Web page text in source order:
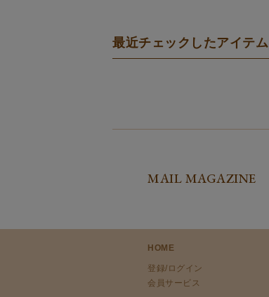
最近チェックしたアイテム
MAIL MAGAZINE
HOME
登録/ログイン
会員サービス